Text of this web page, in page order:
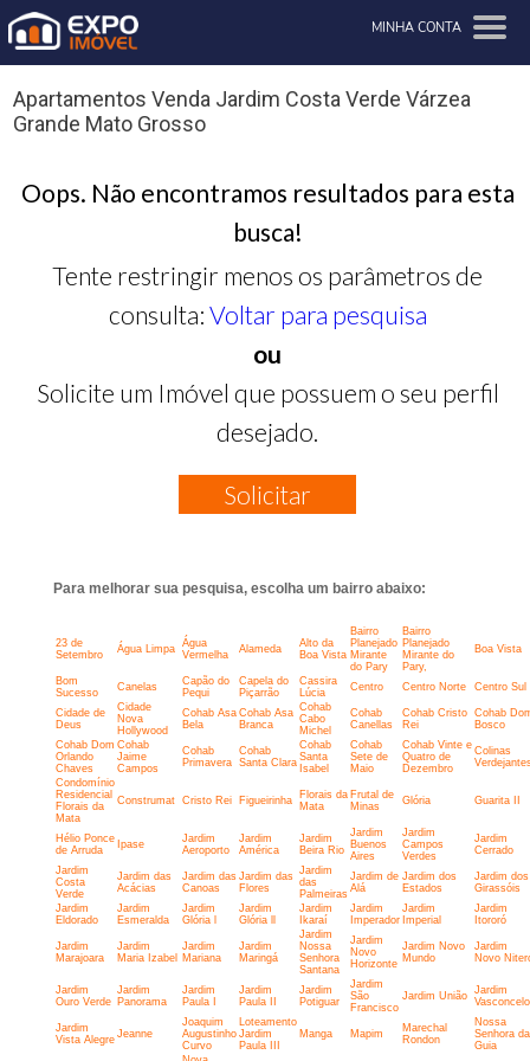
MINHA CONTA
Apartamentos Venda Jardim Costa Verde Várzea
Grande Mato Grosso
Oops. Não encontramos resultados para esta
busca!
Tente restringir menos os parâmetros de
consulta: Voltar para pesquisa
ou
Solicite um Imóvel que possuem o seu perfil
desejado.
Solicitar
Para melhorar sua pesquisa, escolha um bairro abaixo:
23 de
Setembro
Água Limpa
Água
Vermelha
Alameda
Alto da
Boa Vista
Bairro
Planejado
Mirante
do Pary
Bairro
Planejado
Mirante do
Pary,
Boa Vista
Bom
Sucesso
Canelas
Capão do
Pequi
Capela do
Piçarrão
Cassira
Lúcia
Centro Centro Norte Centro Sul
Cidade de
Deus
Cidade
Nova
Hollywood
Cohab Asa
Bela
Cohab Asa
Branca
Cohab
Cabo
Michel
Cohab
Canellas
Cohab Cristo
Rei
Cohab
Bosco
Cohab Dom
Orlando
Chaves
Cohab
Jaime
Campos
Cohab
Primavera
Cohab
Santa Clara
Cohab
Santa
Isabel
Cohab
Sete de
Maio
Cohab Vinte e
Quatro de
Dezembro
Colinas
Condomínio
Residencial
Florais da
Mata
Construmat Cristo Rei Figueirinha
Florais da
Mata
Frutal de
Minas
Glória Guarita II
Hélio Ponce
de Arruda
Ipase
Jardim
Aeroporto
Jardim
América
Jardim
Beira Rio
Jardim
Buenos
Aires
Jardim
Campos
Verdes
Jardim
Cerrado
Jardim
Costa
Verde
Jardim das
Acácias
Jardim das
Canoas
Jardim das
Flores
Jardim
das
Palmeiras
Jardim de
Alá
Jardim dos
Estados
Jardim dos
Girassóis
Jardim
Eldorado
Jardim
Esmeralda
Jardim
Glória l
Jardim
Glória ll
Jardim
Ikaraí
Jardim
Imperador
Jardim
Imperial
Jardim
Itororó
Jardim
Marajoara
Jardim
Maria Izabel
Jardim
Mariana
Jardim
Maringá
Jardim
Nossa
Senhora
Santana
Jardim
Novo
Horizonte
Jardim Novo
Mundo
Jardim
Novo
Jardim
Ouro Verde
Jardim
Panorama
Jardim
Paula I
Jardim
Paula II
Jardim
Potiguar
Jardim
São
Francisco
Jardim União
Jardim
Jardim
Vista Alegre Jeanne
Joaquim
Augustinho
Curvo
Loteamento
Jardim
Paula III
Manga Mapim
Marechal
Rondon
Nossa
Senhora da
Guia